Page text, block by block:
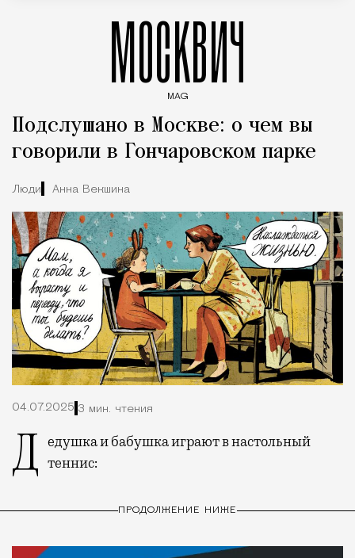
МОСКВИЧ
MAG
Подслушано в Москве: о чем вы
говорили в Гончаровском парке
Люди Анна Векшина
04.07.2025 3 мин. чтения
Дедушка и бабушка играют в настольный теннис:
ПРОДОЛЖЕНИЕ НИЖЕ